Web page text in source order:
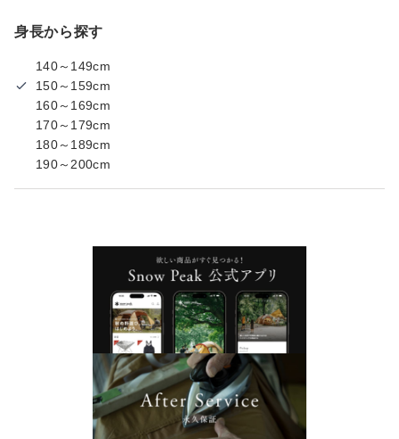
身長から探す
140～149cm
150～159cm
160～169cm
170～179cm
180～189cm
190～200cm